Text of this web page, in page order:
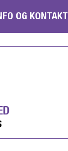
OG KONTAKT